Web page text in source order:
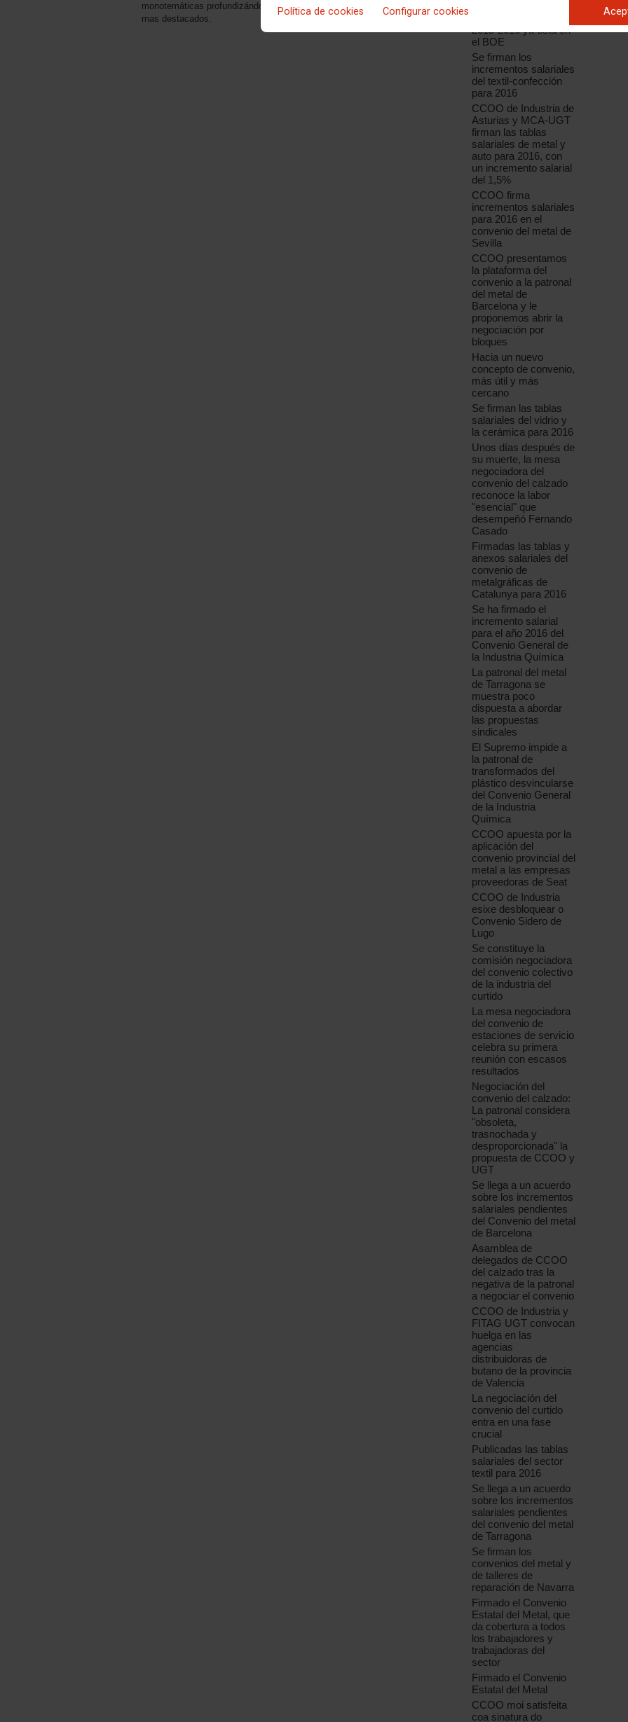
Política de cookies Configurar cookies
monotemáticas profundizándose en la concreción de algunos de sus aspectos
mas destacados.
2015-2016 ya está en
el BOE
Se firman los
incrementos salariales
del textil-confección
para 2016
CCOO de Industria de
Asturias y MCA-UGT
firman las tablas
salariales de metal y
auto para 2016, con
un incremento salarial
del 1,5%
CCOO firma
incrementos salariales
para 2016 en el
convenio del metal de
Sevilla
CCOO presentamos
la plataforma del
convenio a la patronal
del metal de
Barcelona y le
proponemos abrir la
negociación por
bloques
Hacia un nuevo
concepto de convenio,
más útil y más
cercano
Se firman las tablas
salariales del vidrio y
la cerámica para 2016
Unos días después de
su muerte, la mesa
negociadora del
convenio del calzado
reconoce la labor
"esencial" que
desempeñó Fernando
Casado
Firmadas las tablas y
anexos salariales del
convenio de
metalgráficas de
Catalunya para 2016
Se ha firmado el
incremento salarial
para el año 2016 del
Convenio General de
la Industria Química
La patronal del metal
de Tarragona se
muestra poco
dispuesta a abordar
las propuestas
sindicales
El Supremo impide a
la patronal de
transformados del
plástico desvincularse
del Convenio General
de la Industria
Química
CCOO apuesta por la
aplicación del
convenio provincial del
metal a las empresas
proveedoras de Seat
CCOO de Industria
esixe desbloquear o
Convenio Sidero de
Lugo
Se constituye la
comisión negociadora
del convenio colectivo
de la industria del
curtido
La mesa negociadora
del convenio de
estaciones de servicio
celebra su primera
reunión con escasos
resultados
Negociación del
convenio del calzado:
La patronal considera
"obsoleta,
trasnochada y
desproporcionada" la
propuesta de CCOO y
UGT
Se llega a un acuerdo
sobre los incrementos
salariales pendientes
del Convenio del metal
de Barcelona
Asamblea de
delegados de CCOO
del calzado tras la
negativa de la patronal
a negociar el convenio
CCOO de Industria y
FITAG UGT convocan
huelga en las
agencias
distribuidoras de
butano de la provincia
de Valencia
La negociación del
convenio del curtido
entra en una fase
crucial
Publicadas las tablas
salariales del sector
textil para 2016
Se llega a un acuerdo
sobre los incrementos
salariales pendientes
del convenio del metal
de Tarragona
Se firman los
convenios del metal y
de talleres de
reparación de Navarra
Firmado el Convenio
Estatal del Metal, que
da cobertura a todos
los trabajadores y
trabajadoras del
sector
Firmado el Convenio
Estatal del Metal
CCOO moi satisfeita
coa sinatura do